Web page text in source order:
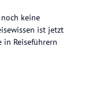
keine
ist jetzt
Reiseführern